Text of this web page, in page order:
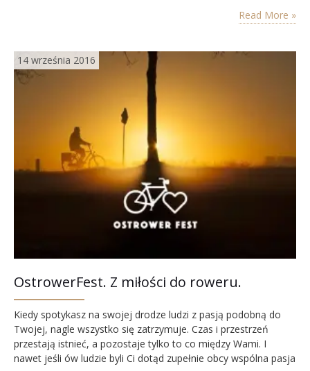
Read More »
14 września 2016
OstrowerFest. Z miłości do roweru.
Kiedy spotykasz na swojej drodze ludzi z pasją podobną do
Twojej, nagle wszystko się zatrzymuje. Czas i przestrzeń
przestają istnieć, a pozostaje tylko to co między Wami. I
nawet jeśli ów ludzie byli Ci dotąd zupełnie obcy wspólna pasja